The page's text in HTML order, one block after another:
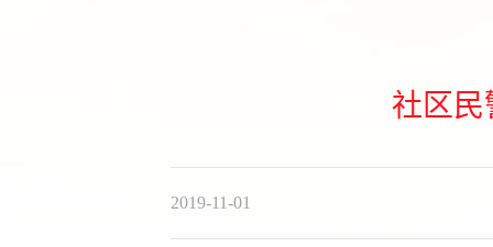
社区
2019-11-01